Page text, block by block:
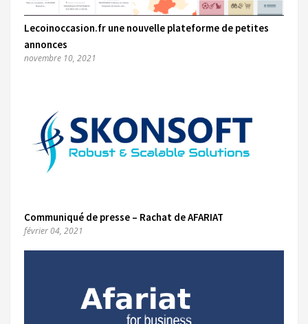
Lecoinoccasion.fr une nouvelle plateforme de petites
annonces
novembre 10, 2021
Communiqué de presse – Rachat de AFARIAT
février 04, 2021